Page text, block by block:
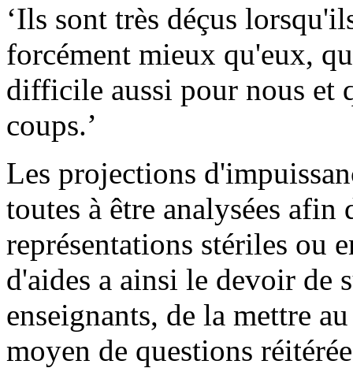
‘Ils sont très déçus
forcément mieux qu'eux,
difficile aussi pour nous et
coups.’
Les projections
toutes à être analysées afin
représentations stériles ou
d'aides a ainsi le devoir de
enseignants, de la mettre
moyen de questions